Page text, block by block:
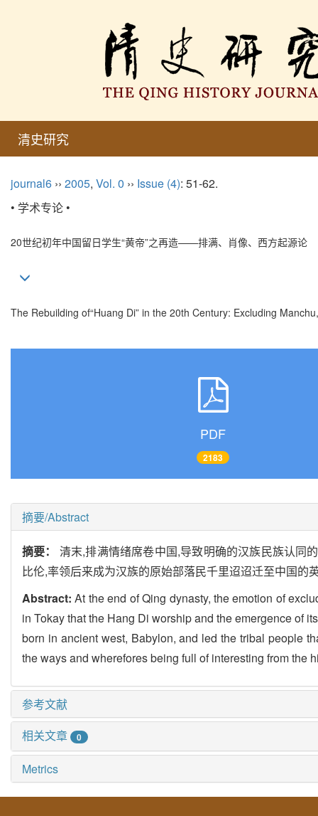
清史研究
journal6 ›› 2005, Vol. 0 ›› Issue (4): 51-62.
• 学术专论 •
20世纪初年中国留日学生“黄帝”之再造——排满、肖像、西方起源论
The Rebuilding of“Huang Di” in the 20th Century: Excluding
PDF
2183
摘要/Abstract
摘要： 清末,排满情绪席卷中国,导致明确的汉族民族认同
比伦,率领后来成为汉族的原始部落民千里迢迢迁至中国
Abstract:At the end of Qing dynasty, the emotion of
in Tokay that the Hang Di worship and the emergence of
born in ancient west, Babylon, and led the tribal people
the ways and wherefores being full of interesting from the
参考文献
相关文章
0
Metrics